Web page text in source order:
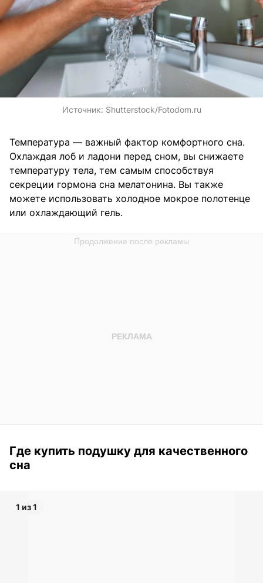
Источник: Shutterstock/Fotodom.ru
Температура — важный фактор комфортного сна.
Охлаждая лоб и ладони перед сном, вы снижаете
температуру тела, тем самым способствуя
секреции гормона сна мелатонина. Вы также
можете использовать холодное мокрое полотенце
или охлаждающий гель.
Где купить подушку для качественного
сна
1 из 1